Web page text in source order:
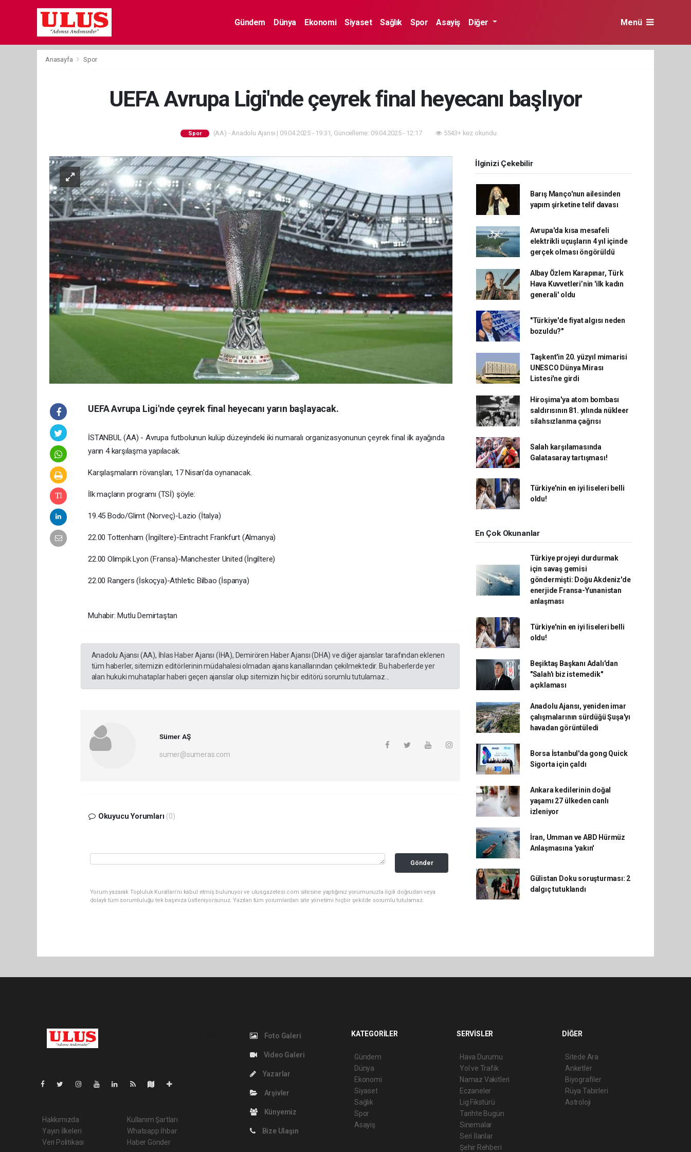
Gündem Dünya Ekonomi Siyaset Sağlık Spor Asayiş Diğer Menü
Anasayfa Spor
UEFA Avrupa Ligi'nde çeyrek final heyecanı başlıyor
Spor (AA) - Anadolu Ajansı | 09.04.2025 - 19:31, Güncelleme: 09.04.2025 - 12:17 5543+ kez okundu.
UEFA Avrupa Ligi'nde çeyrek final heyecanı yarın başlayacak.
İSTANBUL (AA) - Avrupa futbolunun kulüp düzeyindeki iki numaralı organizasyonunun çeyrek final ilk ayağında
yarın 4 karşılaşma yapılacak.
Karşılaşmaların rövanşları, 17 Nisan'da oynanacak.
İlk maçların programı (TSİ) şöyle:
19.45 Bodo/Glimt (Norveç)-Lazio (İtalya)
22.00 Tottenham (İngiltere)-Eintracht Frankfurt (Almanya)
22.00 Olimpik Lyon (Fransa)-Manchester United (İngiltere)
22.00 Rangers (İskoçya)-Athletic Bilbao (İspanya)
Muhabir: Mutlu Demirtaştan
Anadolu Ajansı (AA), İhlas Haber Ajansı (İHA), Demirören Haber Ajansı (DHA) ve diğer ajanslar tarafından eklenen
tüm haberler, sitemizin editörlerinin müdahalesi olmadan ajans kanallarından çekilmektedir. Bu haberlerde yer
alan hukuki muhataplar haberi geçen ajanslar olup sitemizin hiç bir editörü sorumlu tutulamaz...
Sümer AŞ
sumer@sumeras.com
Okuyucu Yorumları (0)
Gönder
Yorum yazarak Topluluk Kuralları’nı kabul etmiş bulunuyor ve ulusgazetesi.com sitesine yaptığınız yorumunuzla ilgili doğrudan veya
dolaylı tüm sorumluluğu tek başınıza üstleniyorsunuz. Yazılan tüm yorumlardan site yönetimi hiçbir şekilde sorumlu tutulamaz.
İlginizi Çekebilir
Barış Manço'nun ailesinden
yapım şirketine telif davası
Avrupa'da kısa mesafeli
elektrikli uçuşların 4 yıl içinde
gerçek olması öngörüldü
Albay Özlem Karapınar, Türk
Hava Kuvvetleri’nin 'ilk kadın
generali' oldu
"Türkiye'de fiyat algısı neden
bozuldu?"
Taşkent'in 20. yüzyıl mimarisi
UNESCO Dünya Mirası
Listesi'ne girdi
Hiroşima'ya atom bombası
saldırısının 81. yılında nükleer
silahsızlanma çağrısı
Salah karşılamasında
Galatasaray tartışması!
Türkiye'nin en iyi liseleri belli
oldu!
En Çok Okunanlar
Türkiye projeyi durdurmak
için savaş gemisi
göndermişti: Doğu Akdeniz'de
enerjide Fransa-Yunanistan
anlaşması
Türkiye'nin en iyi liseleri belli
oldu!
Beşiktaş Başkanı Adalı'dan
"Salah'ı biz istemedik"
açıklaması
Anadolu Ajansı, yeniden imar
çalışmalarının sürdüğü Şuşa'yı
havadan görüntüledi
Borsa İstanbul'da gong Quick
Sigorta için çaldı
Ankara kedilerinin doğal
yaşamı 27 ülkeden canlı
izleniyor
İran, Umman ve ABD Hürmüz
Anlaşmasına 'yakın'
Gülistan Doku soruşturması: 2
dalgıç tutuklandı
Hakkımızda
Yayın İlkeleri
Veri Politikası
Kullanım Şartları
Whatsapp İhbar
Haber Gönder
Foto Galeri
Video Galeri
Yazarlar
Arşivler
Künyemiz
Bize Ulaşın
KATEGORİLER
Gündem
Dünya
Ekonomi
Siyaset
Sağlık
Spor
Asayiş
SERVİSLER
Hava Durumu
Yol ve Trafik
Namaz Vakitleri
Eczaneler
Lig Fikstürü
Tarihte Bugün
Sinemalar
Seri İlanlar
Şehir Rehberi
DİĞER
Sitede Ara
Anketler
Biyografiler
Rüya Tabirleri
Astroloji